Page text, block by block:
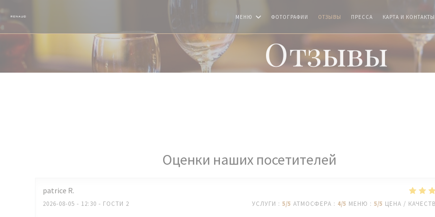
МЕНЮ ФОТОГРАФИИ ОТЗЫВЫ ПРЕССА КАРТА И КОНТАКТЫ
Отзывы
Оценки наших посетителей
patrice R
2026-08-05 - 12:30 - ГОСТИ 2 УСЛУГИ : 5/5 АТМОСФЕРА : 4/5 МЕНЮ : 5/5 ЦЕНА /